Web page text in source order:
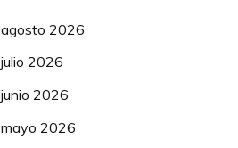
agosto 2026
julio 2026
junio 2026
mayo 2026